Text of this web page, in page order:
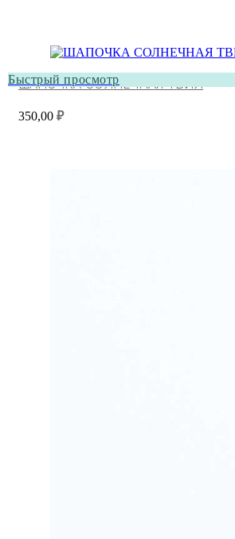
Быстрый просмотр
ШАПОЧКА СОЛНЕЧНАЯ ТВИЛ
350,00 ₽